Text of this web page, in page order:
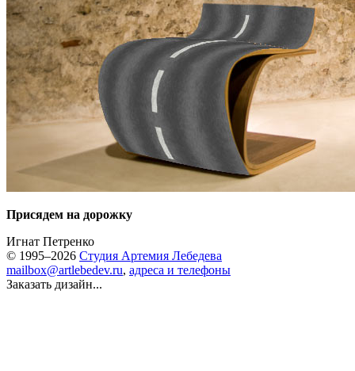
Присядем на дорожку
Игнат Петренко
© 1995–2026 Студия Артемия Лебедева
mailbox@artlebedev.ru, адреса и телефоны
Заказать дизайн...